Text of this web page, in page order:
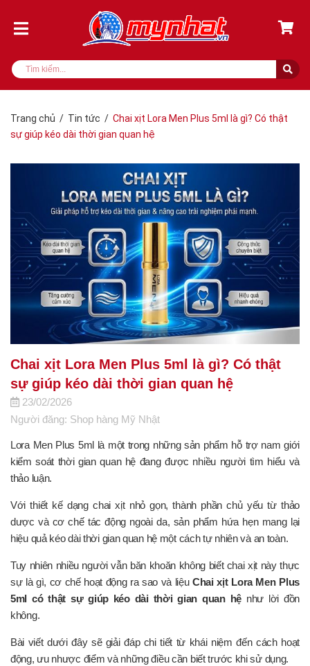
Trang chủ / Tin tức / Chai xịt Lora Men Plus 5ml là gì? Có thật
sự giúp kéo dài thời gian quan hệ
Chai xịt Lora Men Plus 5ml là gì? Có thật
sự giúp kéo dài thời gian quan hệ
23/02/2026
Người đăng: Shop hàng Mỹ Nhật
Lora Men Plus 5ml là một trong những sản phẩm hỗ trợ nam giới
kiểm soát thời gian quan hệ đang được nhiều người tìm hiểu và
thảo luận.
Với thiết kế dạng chai xịt nhỏ gọn, thành phần chủ yếu từ thảo
dược và cơ chế tác động ngoài da, sản phẩm hứa hẹn mang lại
hiệu quả kéo dài thời gian quan hệ một cách tự nhiên và an toàn.
Tuy nhiên nhiều người vẫn băn khoăn không biết chai xịt này thực
sự là gì, cơ chế hoạt động ra sao và liệuChai xịt Lora Men Plus
5ml có thật sự giúp kéo dài thời gian quan hệ như lời đồn
không.
Bài viết dưới đây sẽ giải đáp chi tiết từ khái niệm đến cách hoạt
động, ưu nhược điểm và những điều cần biết trước khi sử dụng.